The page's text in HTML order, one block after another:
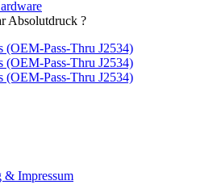
Absolutdruck ?
& Impressum